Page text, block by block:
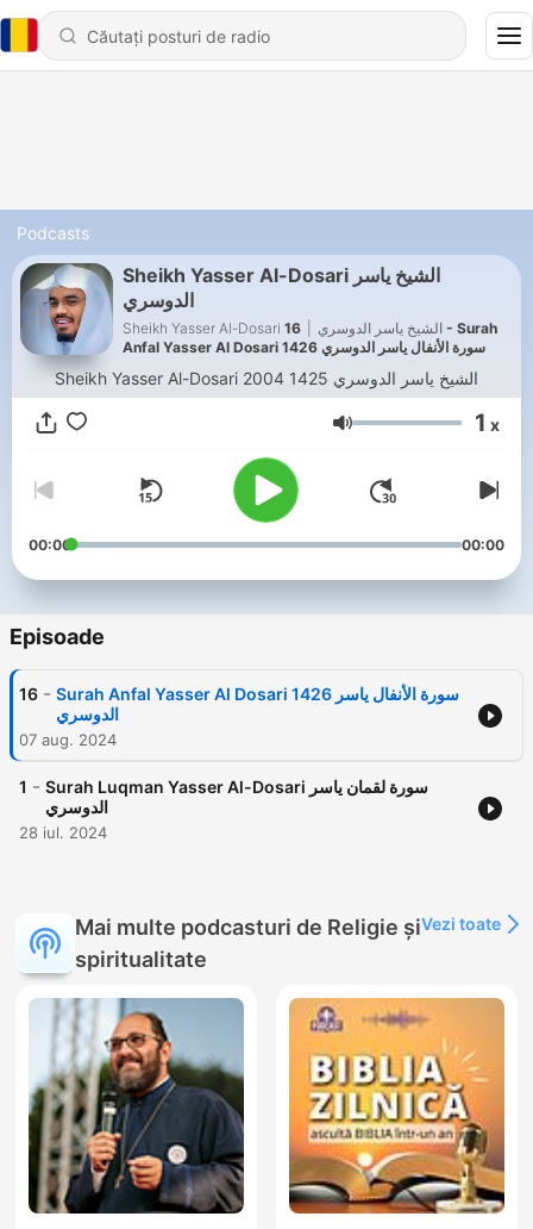
Podcasts
Sheikh Yasser Al-Dosari الشيخ ياسر
الدوسري
Sheikh Yasser Al-Dosari الشيخ ياسر الدوسري
16 - Surah
Anfal Yasser Al Dosari 1426 سورة الأنفال ياسر الدوسري
Sheikh Yasser Al-Dosari الشيخ ياسر الدوسري 1425 2004
Volum 1 x
00:00 00:00
Episoade
16 - Surah Anfal Yasser Al Dosari 1426 سورة الأنفال ياسر
الدوسري
07 aug. 2024
1 - Surah Luqman Yasser Al-Dosari سورة لقمان ياسر
الدوسري
28 iul. 2024
Mai multe podcasturi de Religie și
spiritualitate
Vezi toate